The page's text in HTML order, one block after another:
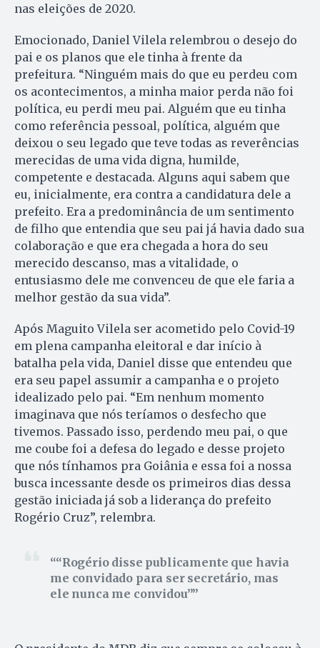
nas eleições de 2020.
Emocionado, Daniel Vilela relembrou o desejo do
pai e os planos que ele tinha à frente da
prefeitura. “Ninguém mais do que eu perdeu com
os acontecimentos, a minha maior perda não foi
política, eu perdi meu pai. Alguém que eu tinha
como referência pessoal, política, alguém que
deixou o seu legado que teve todas as reverências
merecidas de uma vida digna, humilde,
competente e destacada. Alguns aqui sabem que
eu, inicialmente, era contra a candidatura dele a
prefeito. Era a predominância de um sentimento
de filho que entendia que seu pai já havia dado sua
colaboração e que era chegada a hora do seu
merecido descanso, mas a vitalidade, o
entusiasmo dele me convenceu de que ele faria a
melhor gestão da sua vida”.
Após Maguito Vilela ser acometido pelo Covid-19
em plena campanha eleitoral e dar início à
batalha pela vida, Daniel disse que entendeu que
era seu papel assumir a campanha e o projeto
idealizado pelo pai. “Em nenhum momento
imaginava que nós teríamos o desfecho que
tivemos. Passado isso, perdendo meu pai, o que
me coube foi a defesa do legado e desse projeto
que nós tínhamos pra Goiânia e essa foi a nossa
busca incessante desde os primeiros dias dessa
gestão iniciada já sob a liderança do prefeito
Rogério Cruz”, relembra.
“Rogério disse publicamente que havia
me convidado para ser secretário, mas
ele nunca me convidou”